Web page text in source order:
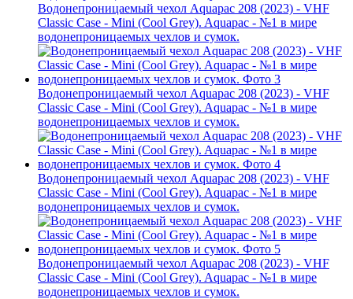
Водонепроницаемый чехол Aquapac 208 (2023) - VHF
Classic Case - Mini (Cool Grey). Aquapac - №1 в мире
водонепроницаемых чехлов и сумок.
Водонепроницаемый чехол Aquapac 208 (2023) - VHF
Classic Case - Mini (Cool Grey). Aquapac - №1 в мире
водонепроницаемых чехлов и сумок.
Водонепроницаемый чехол Aquapac 208 (2023) - VHF
Classic Case - Mini (Cool Grey). Aquapac - №1 в мире
водонепроницаемых чехлов и сумок.
Водонепроницаемый чехол Aquapac 208 (2023) - VHF
Classic Case - Mini (Cool Grey). Aquapac - №1 в мире
водонепроницаемых чехлов и сумок.